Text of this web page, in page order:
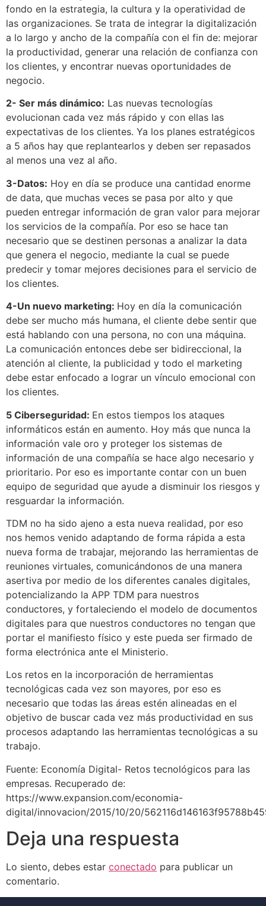
fondo en la estrategia, la cultura y la operatividad de
las organizaciones. Se trata de integrar la digitalización
a lo largo y ancho de la compañía con el fin de: mejorar
la productividad, generar una relación de confianza con
los clientes, y encontrar nuevas oportunidades de
negocio.
2- Ser más dinámico: Las nuevas tecnologías
evolucionan cada vez más rápido y con ellas las
expectativas de los clientes. Ya los planes estratégicos
a 5 años hay que replantearlos y deben ser repasados
al menos una vez al año.
3-Datos: Hoy en día se produce una cantidad enorme
de data, que muchas veces se pasa por alto y que
pueden entregar información de gran valor para mejorar
los servicios de la compañía. Por eso se hace tan
necesario que se destinen personas a analizar la data
que genera el negocio, mediante la cual se puede
predecir y tomar mejores decisiones para el servicio de
los clientes.
4-Un nuevo marketing: Hoy en día la comunicación
debe ser mucho más humana, el cliente debe sentir que
está hablando con una persona, no con una máquina.
La comunicación entonces debe ser bidireccional, la
atención al cliente, la publicidad y todo el marketing
debe estar enfocado a lograr un vínculo emocional con
los clientes.
5 Ciberseguridad: En estos tiempos los ataques
informáticos están en aumento. Hoy más que nunca la
información vale oro y proteger los sistemas de
información de una compañía se hace algo necesario y
prioritario. Por eso es importante contar con un buen
equipo de seguridad que ayude a disminuir los riesgos y
resguardar la información.
TDM no ha sido ajeno a esta nueva realidad, por eso
nos hemos venido adaptando de forma rápida a esta
nueva forma de trabajar, mejorando las herramientas de
reuniones virtuales, comunicándonos de una manera
asertiva por medio de los diferentes canales digitales,
potencializando la APP TDM para nuestros
conductores, y fortaleciendo el modelo de documentos
digitales para que nuestros conductores no tengan que
portar el manifiesto físico y este pueda ser firmado de
forma electrónica ante el Ministerio.
Los retos en la incorporación de herramientas
tecnológicas cada vez son mayores, por eso es
necesario que todas las áreas estén alineadas en el
objetivo de buscar cada vez más productividad en sus
procesos adaptando las herramientas tecnológicas a su
trabajo.
Fuente: Economía Digital- Retos tecnológicos para las
empresas. Recuperado de:
https://www.expansion.com/economia-
digital/innovacion/2015/10/20/
Deja una respuesta
Lo siento, debes estar conectado para publicar un
comentario.